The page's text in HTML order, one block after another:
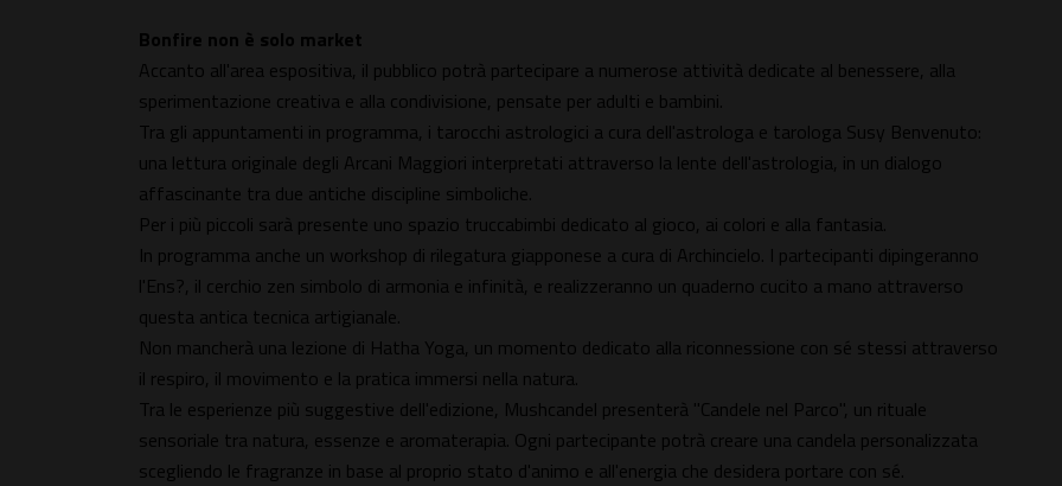
Bonfire non è solo market
Accanto all'area espositiva, il pubblico potrà partecipare a numerose attività dedicate al benessere, alla
sperimentazione creativa e alla condivisione, pensate per adulti e bambini.
Tra gli appuntamenti in programma, i tarocchi astrologici a cura dell'astrologa e tarologa Susy Benvenuto:
una lettura originale degli Arcani Maggiori interpretati attraverso la lente dell'astrologia, in un dialogo
affascinante tra due antiche discipline simboliche.
Per i più piccoli sarà presente uno spazio truccabimbi dedicato al gioco, ai colori e alla fantasia.
In programma anche un workshop di rilegatura giapponese a cura di Archincielo. I partecipanti dipingeranno
l'Ens?, il cerchio zen simbolo di armonia e infinità, e realizzeranno un quaderno cucito a mano attraverso
questa antica tecnica artigianale.
Non mancherà una lezione di Hatha Yoga, un momento dedicato alla riconnessione con sé stessi attraverso
il respiro, il movimento e la pratica immersi nella natura.
Tra le esperienze più suggestive dell'edizione, Mushcandel presenterà "Candele nel Parco", un rituale
sensoriale tra natura, essenze e aromaterapia. Ogni partecipante potrà creare una candela personalizzata
scegliendo le fragranze in base al proprio stato d'animo e all'energia che desidera portare con sé.